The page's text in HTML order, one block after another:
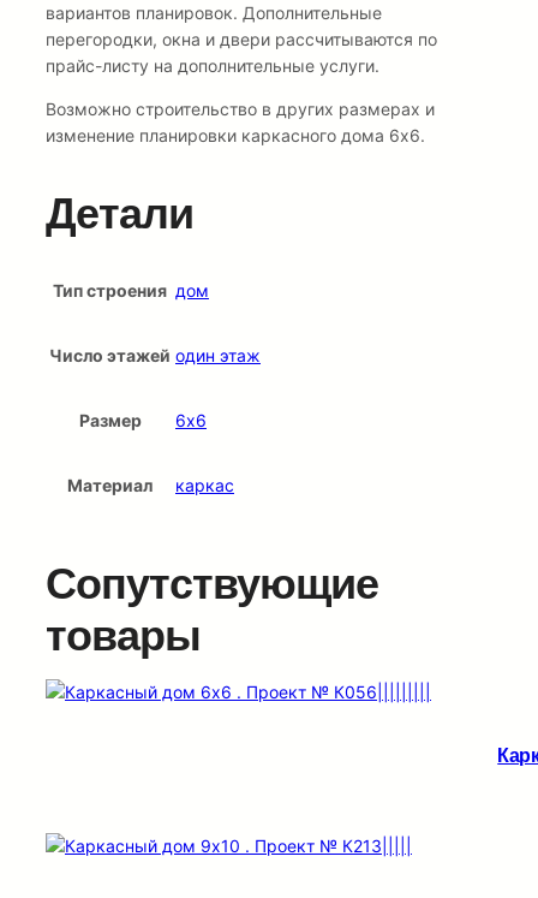
вариантов планировок. Дополнительные
перегородки, окна и двери рассчитываются по
прайс-листу на дополнительные услуги.
Возможно строительство в других размерах и
изменение планировки каркасного дома 6х6.
Детали
Тип строения дом
Число этажей один этаж
Размер 6х6
Материал каркас
Сопутствующие
товары